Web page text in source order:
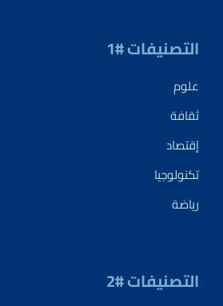
التصنيفات #1
علوم
ثقافة
إقتصاد
تكنولوجيا
رياضة
التصنيفات #2